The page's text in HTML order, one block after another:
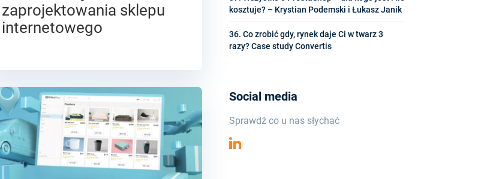
zaprojektowania sklepu
internetowego
kosztuje? – Krystian Podemski i Łukasz Janik
36. Co zrobić gdy, rynek daje Ci w twarz 3
razy? Case study Convertis
Social media
Sprawdź co u nas słychać